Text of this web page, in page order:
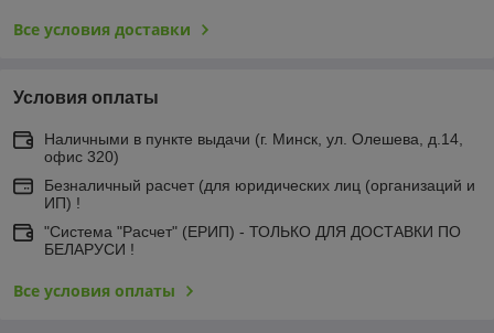
Все условия доставки
Условия оплаты
Наличными в пункте выдачи (г. Минск, ул. Олешева, д.14,
офис 320)
Безналичный расчет (для юридических лиц (организаций и
ИП) !
"Система "Расчет" (ЕРИП) - ТОЛЬКО ДЛЯ ДОСТАВКИ ПО
БЕЛАРУСИ !
Все условия оплаты